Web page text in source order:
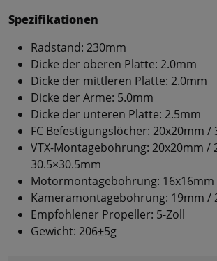
Spezifikationen
Radstand: 230mm
Dicke der oberen Platte: 2.0mm
Dicke der mittleren Platte: 2.0mm
Dicke der Arme: 5.0mm
Dicke der unteren Platte: 2.5mm
FC Befestigungslöcher: 20x20mm /
VTX-Montagebohrung: 20x20mm /
30.5×30.5mm
Motormontagebohrung: 16x16mm
Kameramontagebohrung: 19mm /
Empfohlener Propeller: 5-Zoll
Gewicht: 206±5g